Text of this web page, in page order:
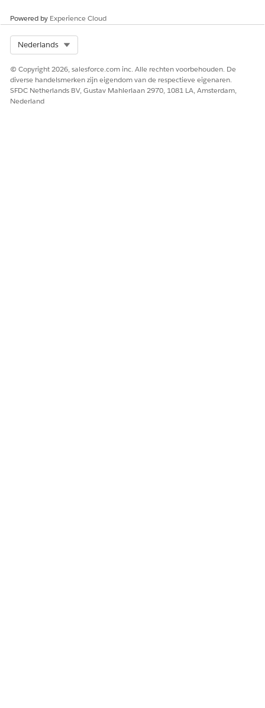
Powered by Experience Cloud
Nederlands
© Copyright 2026, salesforce.com inc. Alle rechten voorbehouden. De
diverse handelsmerken zijn eigendom van de respectieve eigenaren.
SFDC Netherlands BV, Gustav Mahlerlaan 2970, 1081 LA, Amsterdam,
Nederland